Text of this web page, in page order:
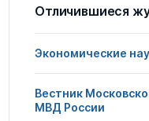
Отличившиеся
Экономические
Вестник
МВД России